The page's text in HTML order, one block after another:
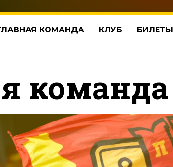
КОМАНДА КЛУБ БИЛЕТЫ
команда